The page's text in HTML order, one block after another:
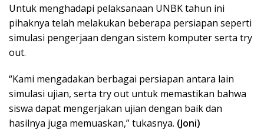
Untuk menghadapi pelaksanaan UNBK tahun ini
pihaknya telah melakukan beberapa persiapan seperti
simulasi pengerjaan dengan sistem komputer serta try
out.
“Kami mengadakan berbagai persiapan antara lain
simulasi ujian, serta try out untuk memastikan bahwa
siswa dapat mengerjakan ujian dengan baik dan
hasilnya juga memuaskan,” tukasnya. (Joni)